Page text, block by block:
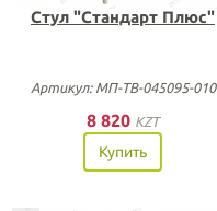
Стул "Стандарт Плюс"
Артикул: МП-ТВ-045095-010
8 820 KZT
Купить